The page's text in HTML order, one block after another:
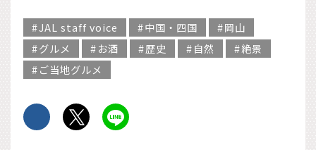
JAL staff voice 中国・四国
岡山
グルメ
お酒 歴史 自然
絶景
ご当地グルメ